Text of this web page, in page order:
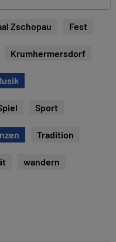
Zschopau Fest
Krumhermersdorf
Sport
Tradition
wandern